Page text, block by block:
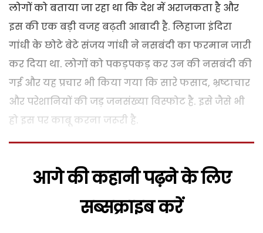
लोगों को बताया जा रहा था कि देश में अराजकता है और
इस की एक बड़ी वजह बढ़ती आबादी है. लिहाजा इंदिरा
गांधी के छोटे बेटे संजय गांधी ने नसबंदी का फरमान जारी
कर दिया था. लोगों को पकड़पकड़ कर उन की नसबंदी की
गई और यह प्रचार भी किया गया कि सारे फसाद, भ्रष्टाचार
और परेशानियों की जड़ जनसंख्या विस्फोट है. इसे जैसे भी
हो इस पर काबू करना जरूरी है.
आगे की कहानी पढ़ने के लिए
सब्सक्राइब करें